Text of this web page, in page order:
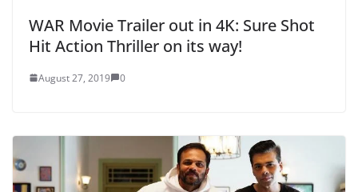
WAR Movie Trailer out in 4K: Sure Shot
Hit Action Thriller on its way!
August 27, 2019 0